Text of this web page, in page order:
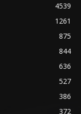
4539
1261
875
844
636
527
386
372